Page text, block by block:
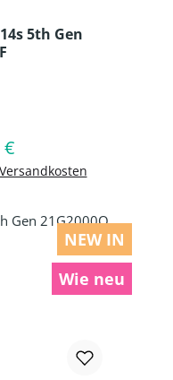
5th Gen
€
NEW IN
Wie neu